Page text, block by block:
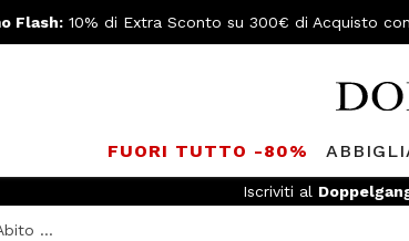
Flash:10% di Extra Sconto su 300€ di Acquisto
FUORI TUTTO -80%
Iscriviti al
...